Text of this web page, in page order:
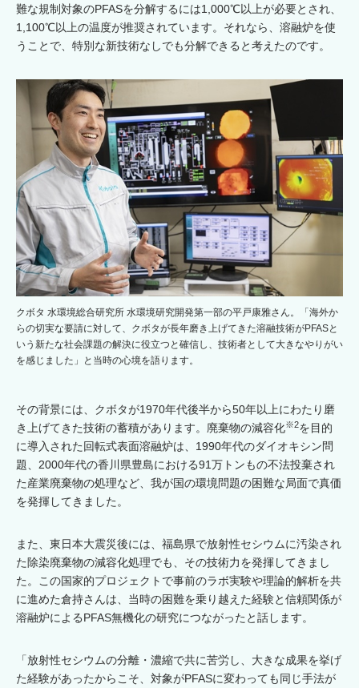
難な規制対象のPFASを分解するには1,000℃以上が必要とされ、
1,100℃以上の温度が推奨されています。それなら、溶融炉を使
うことで、特別な新技術なしでも分解できると考えたのです。
クボタ 水環境総合研究所 水環境研究開発第一部の平戸康雅さん。「海外か
らの切実な要請に対して、クボタが長年磨き上げてきた溶融技術がPFASと
いう新たな社会課題の解決に役立つと確信し、技術者として大きなやりがい
を感じました」と当時の心境を語ります。
その背景には、クボタが1970年代後半から50年以上にわたり磨
き上げてきた技術の蓄積があります。廃棄物の減容化※2を目的
に導入された回転式表面溶融炉は、1990年代のダイオキシン問
題、2000年代の香川県豊島における91万トンもの不法投棄され
た産業廃棄物の処理など、我が国の環境問題の困難な局面で真価
を発揮してきました。
また、東日本大震災後には、福島県で放射性セシウムに汚染され
た除染廃棄物の減容化処理でも、その技術力を発揮してきまし
た。この国家的プロジェクトで事前のラボ実験や理論的解析を共
に進めた倉持さんは、当時の困難を乗り越えた経験と信頼関係が
溶融炉によるPFAS無機化の研究につながったと話します。
「放射性セシウムの分離・濃縮で共に苦労し、大きな成果を挙げ
た経験があったからこそ、対象がPFASに変わっても同じ手法が